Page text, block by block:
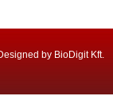
by BioDigit Kft.